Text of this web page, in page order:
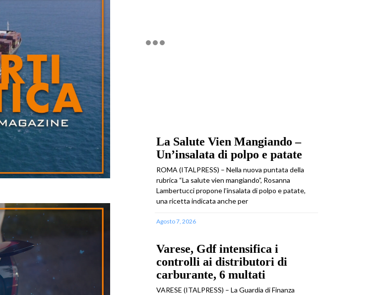
La Salute Vien Mangiando –
Un’insalata di polpo e patate
ROMA (ITALPRESS) – Nella nuova puntata della
rubrica “La salute vien mangiando”, Rosanna
Lambertucci propone l’insalata di polpo e patate,
una ricetta indicata anche per
Agosto 7, 2026
Varese, Gdf intensifica i
controlli ai distributori di
carburante, 6 multati
VARESE (ITALPRESS) – La Guardia di Finanza